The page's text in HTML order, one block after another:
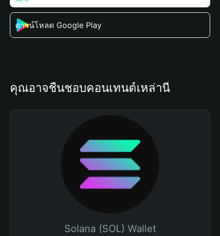
ดาวน์โหลด Google Play
คุณอาจชื่นชอบคอนเทนต์เหล่านี้
Solana (SOL) Wallet